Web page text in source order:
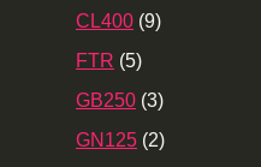
CL400 (9)
FTR (5)
GB250 (3)
GN125 (2)